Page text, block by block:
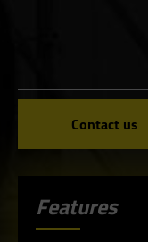
Contact us
Features